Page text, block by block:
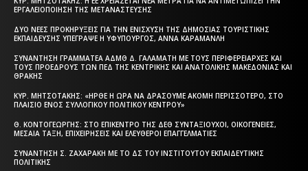
ΕΡΓΑΛΕΙΟΠΟΊΗΣΗ ΤΗΣ ΜΕΤΑΝΆΣΤΕΥΣΗΣ
ΔΎΟ ΝΈΕΣ ΠΡΟΚΗΡΎΞΕΙΣ ΓΙΑ ΤΗΝ ΕΝΊΣΧΥΣΗ ΤΗΣ ΔΗΜΌΣΙΑΣ ΤΟΥΡΙΣΤΙΚΉΣ
ΕΚΠΑΊΔΕΥΣΗΣ ΥΠΈΓΡΑΨΕ Η ΥΦΥΠΟΥΡΓΌΣ, ΆΝΝΑ ΚΑΡΑΜΑΝΛΉ
ΣΥΝΆΝΤΗΣΗ ΓΡΑΜΜΑΤΈΑ ΑΔΜΘ Δ. ΓΑΛΑΜΆΤΗ ΜΕ ΤΟΥΣ ΠΕΡΙΦΕΡΕΙΆΡΧΕΣ ΚΑΙ
ΤΟΥΣ ΠΡΟΈΔΡΟΥΣ ΤΩΝ ΠΕΔ ΤΗΣ ΚΕΝΤΡΙΚΉΣ ΚΑΙ ΑΝΑΤΟΛΙΚΉΣ ΜΑΚΕΔΟΝΊΑΣ ΚΑΙ
ΘΡΆΚΗΣ
ΚΥΡ. ΜΗΤΣΟΤΆΚΗΣ: «ΉΡΘΕ Η ΏΡΑ ΝΑ ΔΡΆΣΟΥΜΕ ΑΚΌΜΗ ΠΕΡΙΣΣΌΤΕΡΟ, ΣΤΟ
ΠΛΑΊΣΙΟ ΕΝΌΣ ΣΥΛΛΟΓΙΚΟΎ ΠΟΛΙΤΙΚΟΎ ΚΈΝΤΡΟΥ»
Θ. ΚΟΝΤΟΓΕΏΡΓΗΣ: ΣΤΟ ΕΠΊΚΕΝΤΡΟ ΤΗΣ ΔΕΘ ΣΥΝΤΑΞΙΟΎΧΟΙ, ΟΙΚΟΓΈΝΕΙΕΣ,
ΜΕΣΑΊΑ ΤΆΞΗ, ΕΠΙΧΕΙΡΉΣΕΙΣ ΚΑΙ ΕΛΕΎΘΕΡΟΙ ΕΠΑΓΓΕΛΜΑΤΊΕΣ
ΣΥΝΆΝΤΗΣΗ Σ. ΖΑΧΑΡΆΚΗ ΜΕ ΤΟ ΔΣ ΤΟΥ ΙΝΣΤΙΤΟΎΤΟΥ ΕΚΠΑΙΔΕΥΤΙΚΉΣ
ΠΟΛΙΤΙΚΉΣ